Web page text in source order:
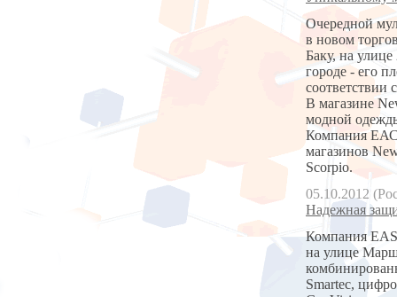
Очередной
в новом
Баку, на
городе - его
соответствии
В магазине
модной
Компания ЕАС
магазинов
Scorpio.
05.10.2012
Надежная
Компания EAS
на улице
Smartec,